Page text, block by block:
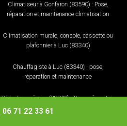
Climatiseur à Gonfaron (83590) : Pose,
réparation et maintenance climatisation
Climatisation murale, console, cassette ou
plafonnier à Luc (83340)
Chauffagiste à Luc (83340) : pose,
réparation et maintenance
Climatiseur à Luc (83340) : Pose, réparation
et maintenance climatisation
06 71 22 33 61